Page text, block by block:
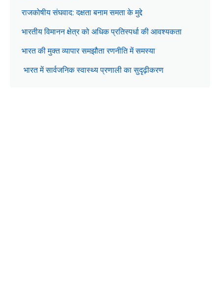
राजकोषीय संघवाद: दक्षता बनाम समता के मुद्दे
भारतीय विमानन क्षेत्र को अधिक प्रतिस्पर्धा की आवश्यकता
भारत की मुक्त व्यापार समझौता रणनीति में समस्या
भारत में सार्वजनिक स्वास्थ्य प्रणाली का सुदृढ़ीकरण